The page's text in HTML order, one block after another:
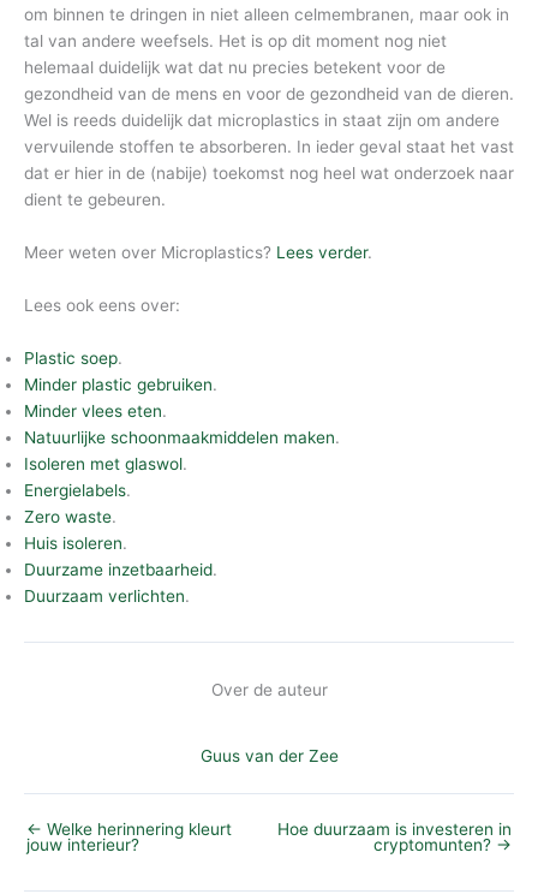
om binnen te dringen in niet alleen celmembranen, maar ook in
tal van andere weefsels. Het is op dit moment nog niet
helemaal duidelijk wat dat nu precies betekent voor de
gezondheid van de mens en voor de gezondheid van de dieren.
Wel is reeds duidelijk dat microplastics in staat zijn om andere
vervuilende stoffen te absorberen. In ieder geval staat het vast
dat er hier in de (nabije) toekomst nog heel wat onderzoek naar
dient te gebeuren.
Meer weten over Microplastics? Lees verder.
Lees ook eens over:
Plastic soep.
Minder plastic gebruiken.
Minder vlees eten.
Natuurlijke schoonmaakmiddelen maken.
Isoleren met glaswol.
Energielabels.
Zero waste.
Huis isoleren.
Duurzame inzetbaarheid.
Duurzaam verlichten.
Over de auteur
Guus van der Zee
← Welke herinnering kleurt
jouw interieur?
Hoe duurzaam is investeren in
cryptomunten? →